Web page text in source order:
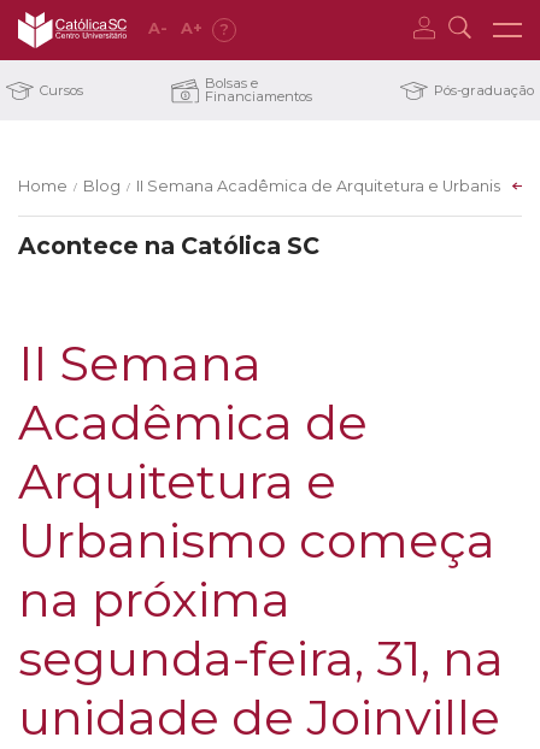
A- A+ ?
Cursos Bolsas e
Financiamentos Pós-graduação
Home / Blog / II Semana Acadêmica de Arquitetura e Urbanismo
Acontece na Católica SC
II Semana
Acadêmica de
Arquitetura e
Urbanismo começa
na próxima
segunda-feira, 31, na
unidade de Joinville